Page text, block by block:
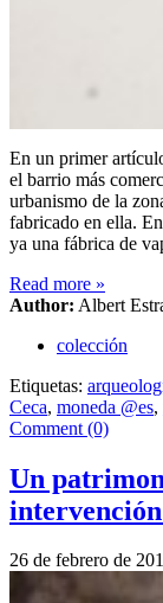
En un primer
el barrio más
urbanismo de la
fabricado en ella.
ya una fábrica de
Read more »
Author: Albert
colección
Etiquetas:
Ceca, moneda @es,
Comment (0)
Un
26 de febrero de